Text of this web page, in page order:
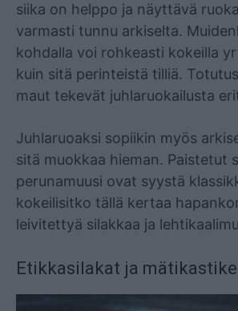
siika on helppo ja näyttävä
varmasti tunnu arkiselta.
kohdalla voi rohkeasti kokeilla
kuin sitä perinteistä tilliä.
maut tekevät juhlaruokailusta
Juhlaruoaksi sopiikin myös
sitä muokkaa hieman. Paistetut
perunamuusi ovat syystä
kokeilisitko tällä kertaa
leivitettyä silakkaa ja
Etikkasilakat ja